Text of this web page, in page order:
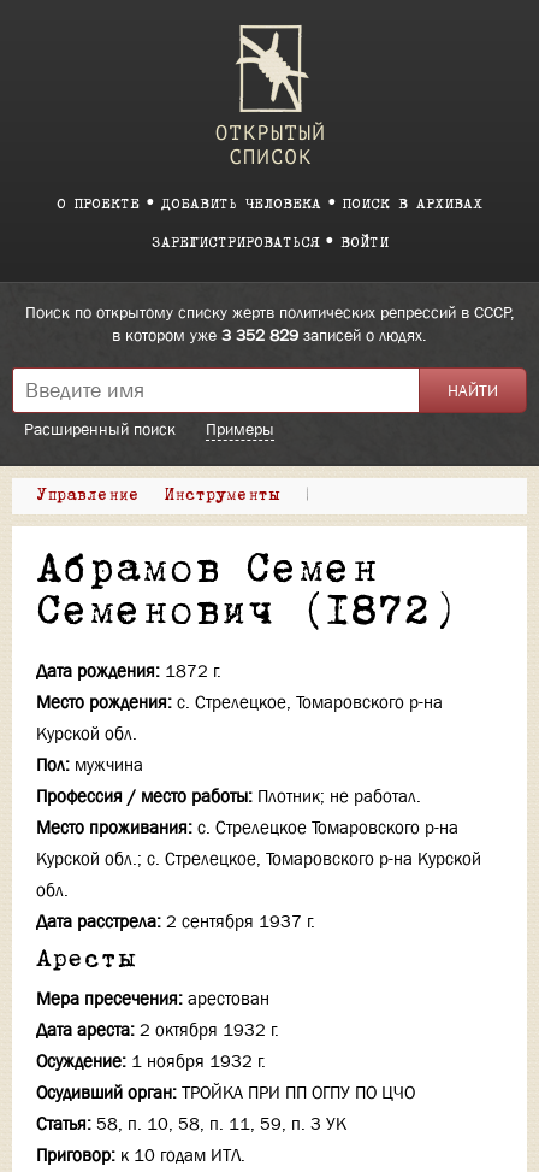
О ПРОЕКТЕ ДОБАВИТЬ ЧЕЛОВЕКА ПОИСК В АРХИВАХ
ЗАРЕГИСТРИРОВАТЬСЯ ВОЙТИ
Поиск по открытому списку жертв политических репрессий в СССР,
в котором уже 3 352 829 записей о людях.
Расширенный поиск Примеры
Управление Инструменты |
Абрамов Семен
Семенович (1872)
Дата рождения: 1872 г.
Место рождения: с. Стрелецкое, Томаровского р-на
Курской обл.
Пол: мужчина
Профессия / место работы: Плотник; не работал.
Место проживания: с. Стрелецкое Томаровского р-на
Курской обл.; с. Стрелецкое, Томаровского р-на Курской
обл.
Дата расстрела: 2 сентября 1937 г.
Аресты
Мера пресечения: арестован
Дата ареста: 2 октября 1932 г.
Осуждение: 1 ноября 1932 г.
Осудивший орган: ТРОЙКА ПРИ ПП ОГПУ ПО ЦЧО
Статья: 58, п. 10, 58, п. 11, 59, п. 3 УК
Приговор: к 10 годам ИТЛ.